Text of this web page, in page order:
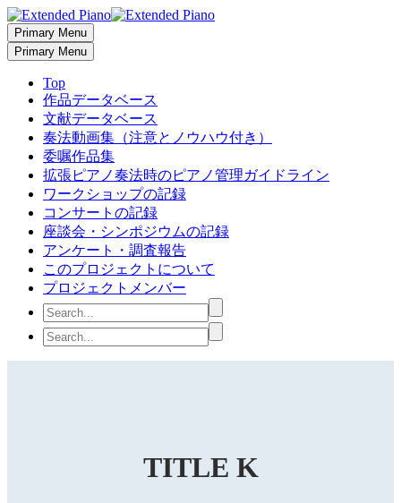
Primary Menu
Primary Menu
Top
作品データベース
文献データベース
奏法動画集（注意とノウハウ付き）
委嘱作品集
拡張ピアノ奏法時のピアノ管理ガイドライン
ワークショップの記録
コンサートの記録
座談会・シンポジウムの記録
アンケート・調査報告
このプロジェクトについて
プロジェクトメンバー
TITLE K